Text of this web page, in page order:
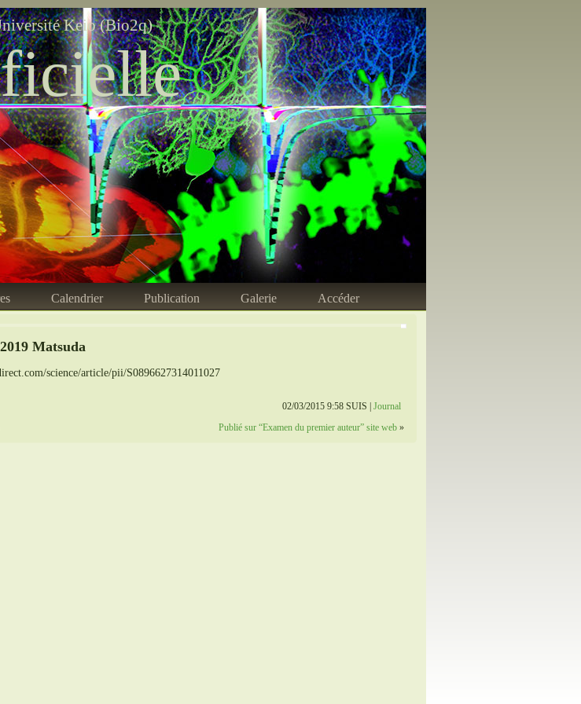
Keio (Bio2q)
Calendrier Publication Galerie Accéder
Matsuda
science/article/pii/S0896627314011027
02/03/2015 9:58 SUIS |Journal
Publié sur “Examen du premier auteur” site web»